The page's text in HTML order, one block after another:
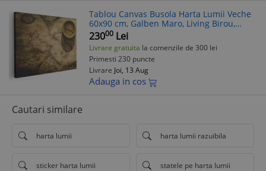
Tablou Canvas Busola Harta Lumii Veche
60x90 cm, Galben Maro, Living Birou,
Panza pe Cadru Lemn
23000 Lei
Livrare gratuita la comenzile de 300 lei
Primesti 230 puncte
Livrare Joi, 13 Aug
Adauga in cos
Cautari similare
harta lumii harta lumii razuibila
sticker harta lumii statele pe harta lumii